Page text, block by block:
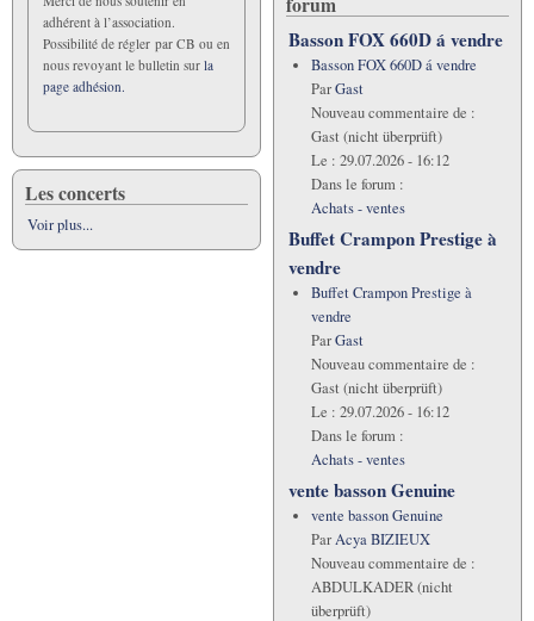
adhérent à l’association.
Possibilité de régler par CB ou en
nous revoyant le bulletin sur la
page adhésion.
Les concerts
Voir plus...
Basson FOX 660D á vendre
Basson FOX 660D á vendre
ParGast
Nouveau commentaire de :
Gast (nicht überprüft)
Le : 29.07.2026 - 16:12
Dans le forum :
Achats - ventes
Buffet Crampon Prestige à
vendre
Buffet Crampon Prestige à
vendre
ParGast
Nouveau commentaire de :
Gast (nicht überprüft)
Le : 29.07.2026 - 16:12
Dans le forum :
Achats - ventes
vente basson Genuine
vente basson Genuine
ParAcya BIZIEUX
Nouveau commentaire de :
ABDULKADER (nicht
überprüft)